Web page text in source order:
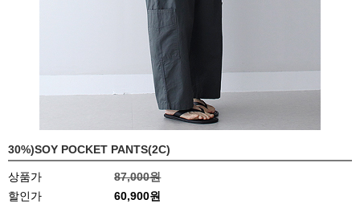
30%)SOY POCKET PANTS(2C)
상품가
87,000원
할인가
60,900원